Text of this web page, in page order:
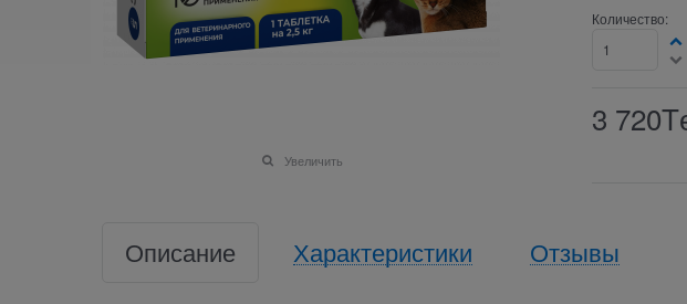
Увеличить
Количество:
3 720
Описание Характеристики Отзывы